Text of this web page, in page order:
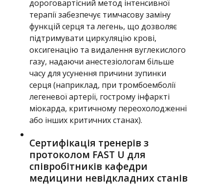
дороговартісний метод інтенсивної
терапії забезпечує тимчасову заміну
функцій серця та легень, що дозволяє
підтримувати циркуляцію крові,
оксигенацію та видалення вуглекислого
газу, надаючи анестезіологам більше
часу для усунення причини зупинки
серця (наприклад, при тромбоемболії
легеневої артерії, гострому інфаркті
міокарда, критичному переохолодженні
або інших критичних станах).
Сертифікація тренерів з
протоколом FAST U для
співробітників кафедри
медицини невідкладних станів